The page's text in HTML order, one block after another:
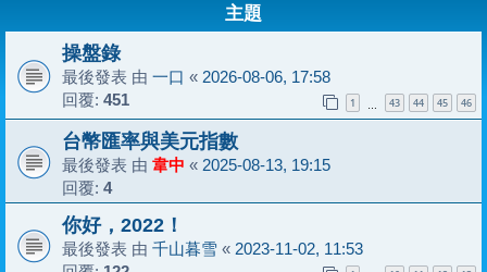
主題
操盤錄
最後發表 由 一口 « 2026-08-06, 17:58
回覆: 451 1 43 44 45 46
台幣匯率與美元指數
最後發表 由 韋中 « 2025-08-13, 19:15
回覆: 4
你好，2022！
最後發表 由 千山暮雪 « 2023-11-02, 11:53